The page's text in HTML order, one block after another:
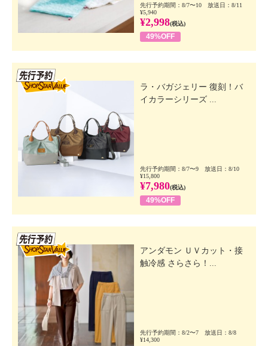
先行予約期間：8/7〜10 放送日：8/11
¥5,940
¥2,998(税込)
49%OFF
ラ・バガジェリー 復刻！バ
イカラーシリーズ ...
先行予約期間：8/7〜9 放送日：8/10
¥15,800
¥7,980(税込)
49%OFF
アンダモン ＵＶカット・接
触冷感 さらさら！...
先行予約期間：8/2〜7 放送日：8/8
¥14,300